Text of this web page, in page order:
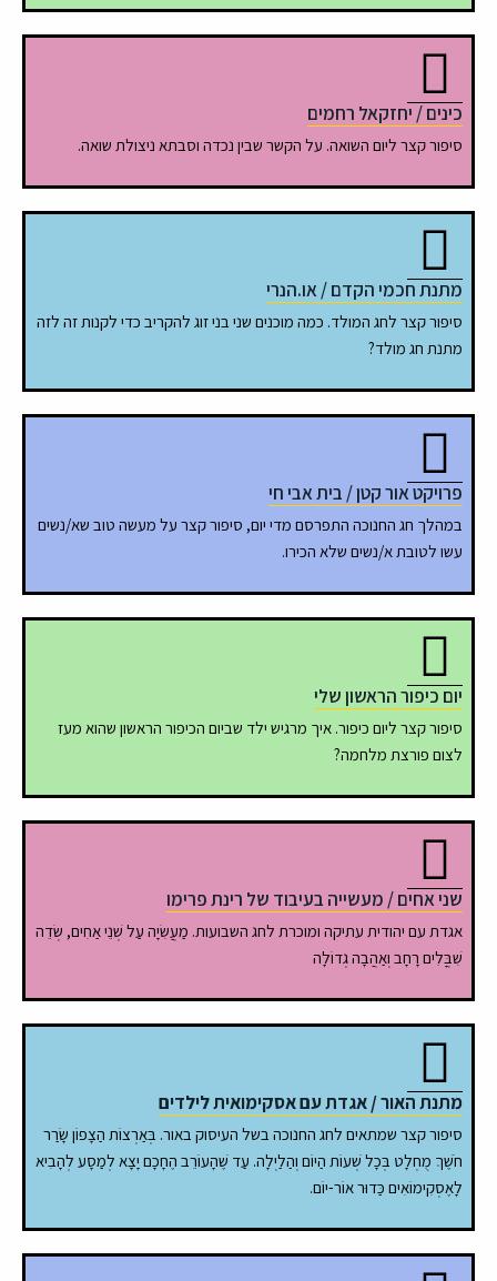
כינים / יחזקאל רחמים
סיפור קצר ליום השואה. על הקשר שבין נכדה וסבתא ניצולת שואה.
מתנת חכמי הקדם / או.הנרי
סיפור קצר לחג המולד. כמה מוכנים שני בני זוג להקריב כדי לקנות זה לזה
מתנת חג מולד?
פרויקט אור קטן / בית אבי חי
במהלך חג החנוכה התפרסם מדי יום, סיפור קצר על מעשה טוב שא/נשים
עשו לטובת א/נשים שלא הכירו.
יום כיפור הראשון שלי
סיפור קצר ליום כיפור. איך מרגיש ילד שביום הכיפור הראשון שהוא מעז
לצום פורצת מלחמה?
שני אחים / מעשייה בעיבוד של רינת פרימו
אגדת עם יהודית עתיקה ומוכרת לחג השבועות. מַעֲשִׂיָה עַל שְׁנֵי אַחִים, שְׂדֵה
שִׁבֳּלִים רָחָב וְאַהֲבָה גְדוֹלָה
מתנת האור / אגדת עם אסקימואית לילדים
סיפור קצר שמתאים לחג החנוכה בשל העיסוק באור. בְּאַרְצוֹת הַצָפוֹן שָׂרַר
חֹשֶׁךְ מֻחְלָט בְּכָל שְׁעוֹת הַיוֹם וְהַלַיְלָה. עַד שֶׁהָעוֹרֵב הֶחָכָם יָצָא לְמַסָע לְהָבִיא
לָאֶסְקִימוֹאִים כַּדוּר אוֹר-יוֹם.